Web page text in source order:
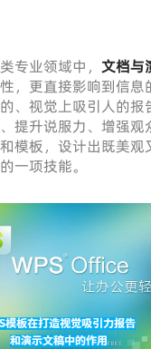
专业领域中， 文档与
，更直接影响到信息
、视觉上吸引人的报
提升说服力、增强观
模板，设计出既美观
一项技能。